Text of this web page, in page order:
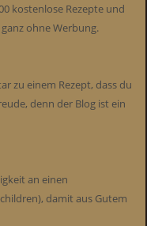
kostenlose Rezepte und
ohne Werbung.
zu einem Rezept, dass du
denn der Blog ist ein
an einen
damit aus Gutem